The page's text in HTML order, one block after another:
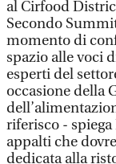
al Cirfood
Secondo
momento di
spazio alle voci
esperti del
occasione della
riferisco -
appalti che
dedicata alla